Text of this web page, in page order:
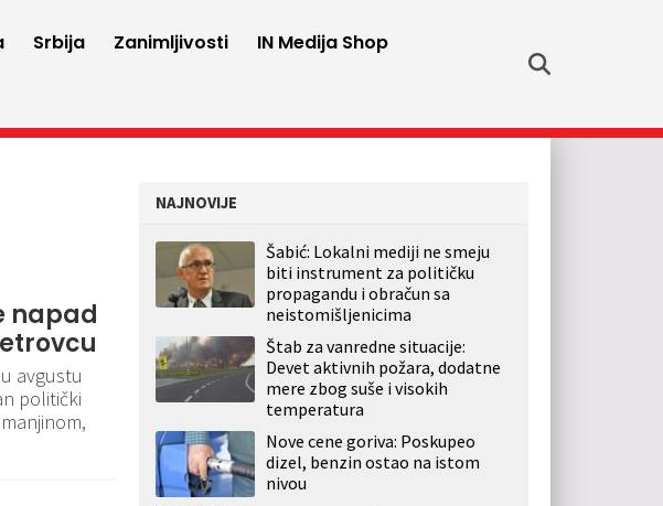
Srbija Zanimljivosti
IN Medija Shop
napad
avgustu
politički
NAJNOVIJE
Šabić: Lokalni mediji ne smeju
biti instrument za političku
propagandu i obračun sa
neistomišljenicima
Štab za vanredne situacije:
Devet aktivnih požara, dodatne
mere zbog suše i visokih
temperatura
Nove cene goriva: Poskupeo
dizel, benzin ostao na istom
nivou